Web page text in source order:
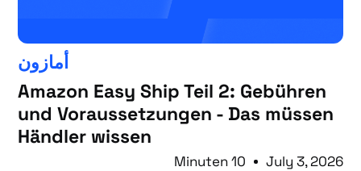
أمازون
Amazon Easy Ship Teil 2: Gebühren
und Voraussetzungen - Das müssen
Händler wissen
July 3, 2026
10 Minuten